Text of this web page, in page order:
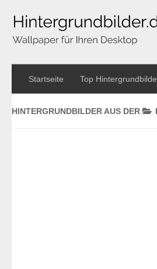
Startseite Top
HINTERGRUNDBILDER AUS DER